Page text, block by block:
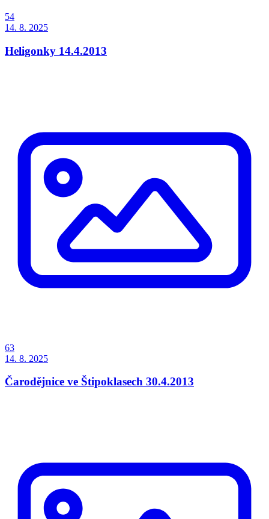
54
14. 8. 2025
Heligonky 14.4.2013
63
14. 8. 2025
Čarodějnice ve Štipoklasech 30.4.2013